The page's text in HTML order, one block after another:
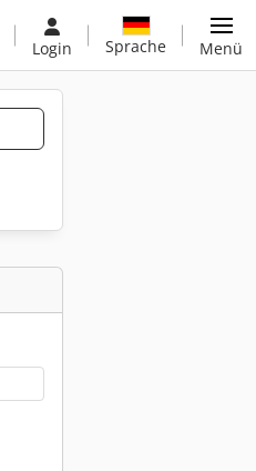
Login Sprache Menü